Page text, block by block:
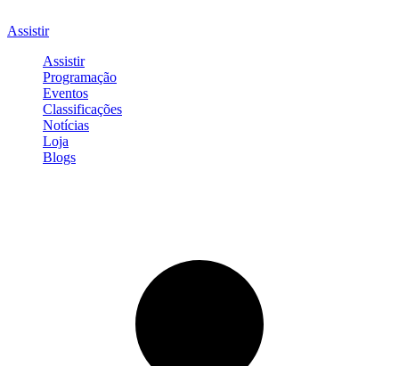
Assistir
Assistir
Programação
Eventos
Classificações
Notícias
Loja
Blogs